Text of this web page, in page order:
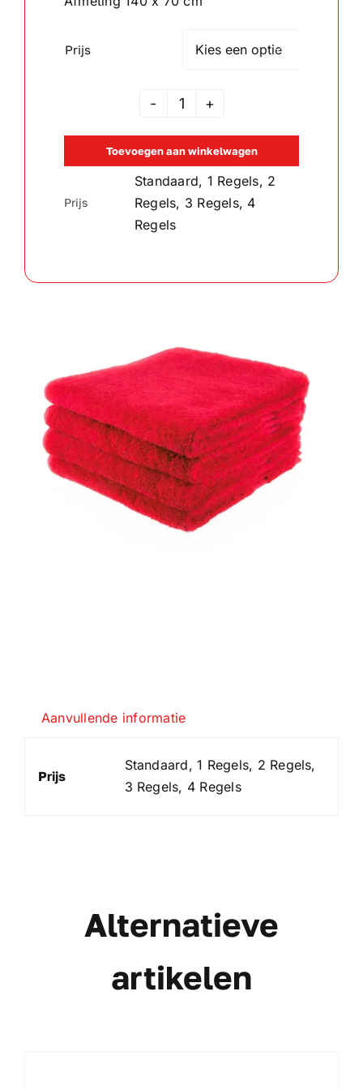
Wandborden
Gepersonaliseerde artikelen
Prijs 
Badlaken
Rood
aantal
Toevoegen aan winkelwagen
Prijs
Standaard, 1 Regels, 2
Regels, 3 Regels, 4
Regels
Aanvullende informatie
Prijs
Standaard, 1 Regels, 2 Regels,
3 Regels, 4 Regels
Alternatieve
artikelen